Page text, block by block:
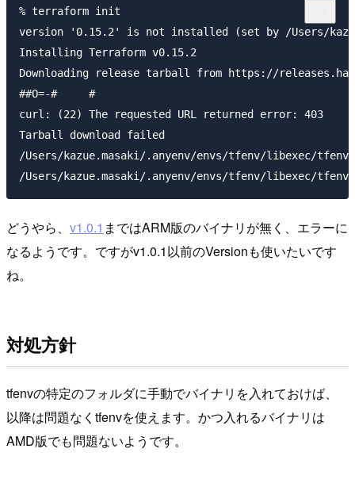
% terraform init
version '0.15.2' is not installed (set by /Users/
Installing Terraform v0.15.2
Downloading release tarball from https://
curl: (22) The requested URL returned error: 403
Tarball download failed
/Users/kazue.masaki/.anyenv/envs/tfenv/libexec/
どうやら、 v1.0.1 まではARM版のバイナリが無く、エラーに
なるようです。ですがv1.0.1以前のVersionも使いたいです
ね。
対処方針
tfenvの特定のフォルダに手動でバイナリを入れておけば、
以降は問題なくtfenvを使えます。かつ入れるバイナリは
AMD版でも問題ないようです。